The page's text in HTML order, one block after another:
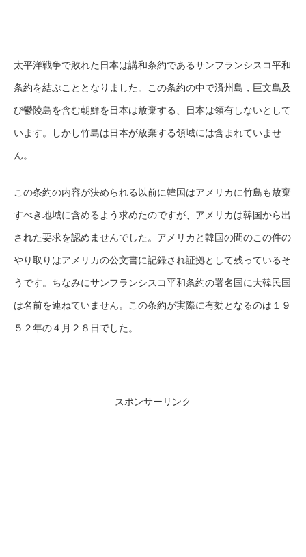
太平洋戦争で敗れた日本は講和条約であるサンフランシスコ平和
条約を結ぶこととなりました。この条約の中で済州島，巨文島及
び鬱陵島を含む朝鮮を日本は放棄する、日本は領有しないとして
います。しかし竹島は日本が放棄する領域には含まれていませ
ん。
この条約の内容が決められる以前に韓国はアメリカに竹島も放棄
すべき地域に含めるよう求めたのですが、アメリカは韓国から出
された要求を認めませんでした。アメリカと韓国の間のこの件の
やり取りはアメリカの公文書に記録され証拠として残っているそ
うです。ちなみにサンフランシスコ平和条約の署名国に大韓民国
は名前を連ねていません。この条約が実際に有効となるのは１９
５２年の４月２８日でした。
スポンサーリンク